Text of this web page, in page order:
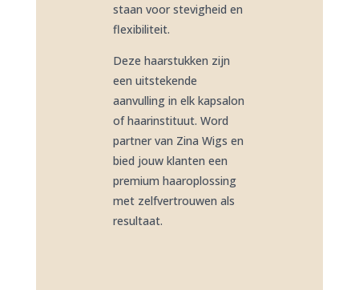
staan voor stevigheid en
flexibiliteit.
Deze haarstukken zijn
een uitstekende
aanvulling in elk kapsalon
of haarinstituut. Word
partner van Zina Wigs en
bied jouw klanten een
premium haaroplossing
met zelfvertrouwen als
resultaat.